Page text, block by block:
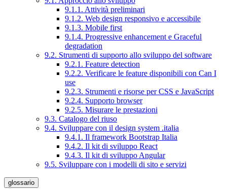
9.1.1. Attività preliminari
9.1.2. Web design responsivo e accessibile
9.1.3. Mobile first
9.1.4. Progressive enhancement e Graceful
degradation
9.2. Strumenti di supporto allo sviluppo del software
9.2.1. Feature detection
9.2.2. Verificare le feature disponibili con Can I
use
9.2.3. Strumenti e risorse per CSS e JavaScript
9.2.4. Supporto browser
9.2.5. Misurare le prestazioni
9.3. Catalogo del riuso
9.4. Sviluppare con il design system .italia
9.4.1. Il framework Bootstrap Italia
9.4.2. Il kit di sviluppo React
9.4.3. Il kit di sviluppo Angular
9.5. Sviluppare con i modelli di sito e servizi
glossario